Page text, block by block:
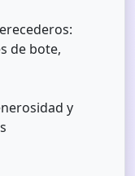
de bote,
y